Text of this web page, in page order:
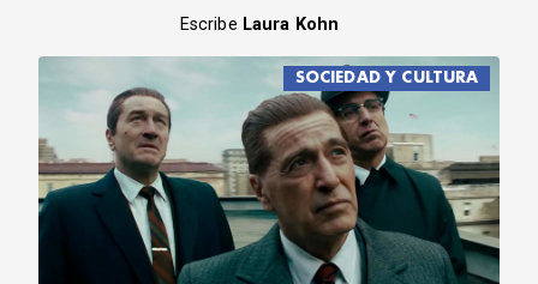
Escribe Laura Kohn
SOCIEDAD Y CULTURA